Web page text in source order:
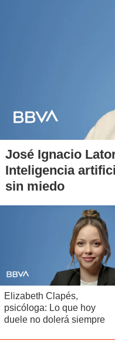
José Ignacio
Inteligencia
sin miedo
Elizabeth Clapés,
psicóloga: Lo que hoy
duele no dolerá siempre